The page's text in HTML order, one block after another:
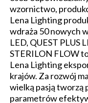
wzornictwo,
Lena Lighting
wdraża 50 nowych
LED, QUEST PLUS
STERILON FLOW
Lena Lighting
krajów. Za rozwój
wielką pasją tworzą
parametrów